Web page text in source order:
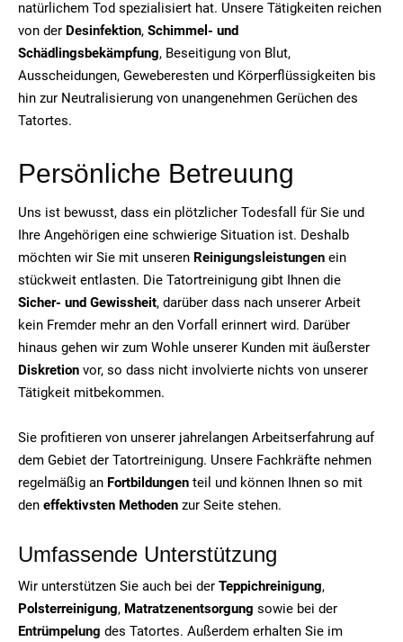
natürlichem Tod spezialisiert hat. Unsere Tätigkeiten reichen
von der Desinfektion, Schimmel- und
Schädlingsbekämpfung, Beseitigung von Blut,
Ausscheidungen, Geweberesten und Körperflüssigkeiten bis
hin zur Neutralisierung von unangenehmen Gerüchen des
Tatortes.
Persönliche Betreuung
Uns ist bewusst, dass ein plötzlicher Todesfall für Sie und
Ihre Angehörigen eine schwierige Situation ist. Deshalb
möchten wir Sie mit unseren Reinigungsleistungen ein
stückweit entlasten. Die Tatortreinigung gibt Ihnen die
Sicher- und Gewissheit, darüber dass nach unserer Arbeit
kein Fremder mehr an den Vorfall erinnert wird. Darüber
hinaus gehen wir zum Wohle unserer Kunden mit äußerster
Diskretion vor, so dass nicht involvierte nichts von unserer
Tätigkeit mitbekommen.
Sie profitieren von unserer jahrelangen Arbeitserfahrung auf
dem Gebiet der Tatortreinigung. Unsere Fachkräfte nehmen
regelmäßig an Fortbildungen teil und können Ihnen so mit
den effektivsten Methoden zur Seite stehen.
Umfassende Unterstützung
Wir unterstützen Sie auch bei der Teppichreinigung,
Polsterreinigung, Matratzenentsorgung sowie bei der
Entrümpelung des Tatortes. Außerdem erhalten Sie im